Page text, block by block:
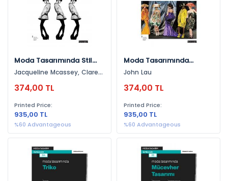
Moda Tasarımında Stil
Yaratmak
Jacqueline Mcassey, Clare
374,00 TL
Printed Price:
935,00 TL
%60 Advantageous
Moda Tasarımında
Aksesuar Tasarımı
John Lau
374,00 TL
Printed Price:
935,00 TL
%60 Advantageous